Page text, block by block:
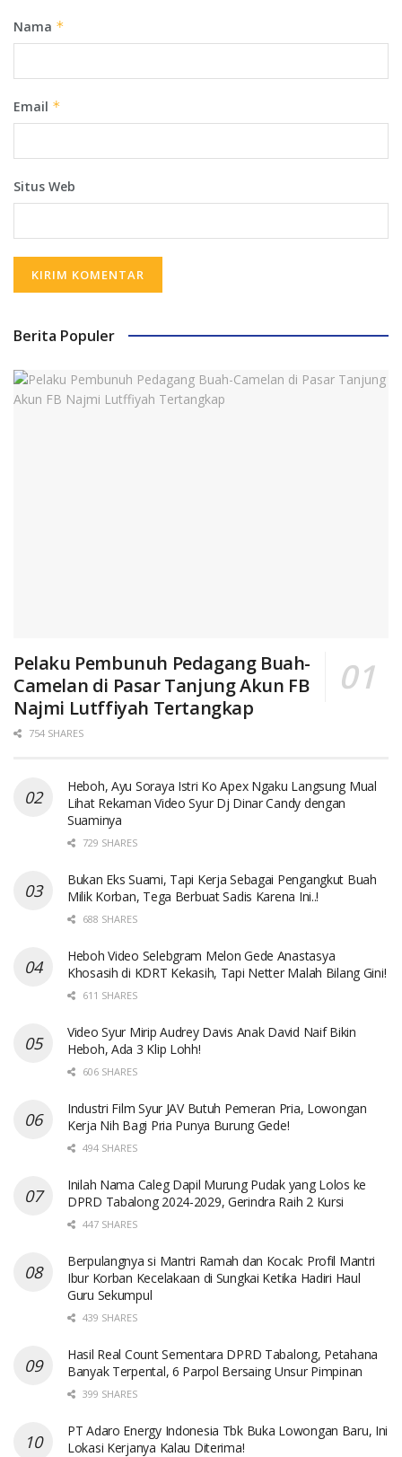
Nama *
Email *
Situs Web
Berita Populer
Pelaku Pembunuh Pedagang Buah-
Camelan di Pasar Tanjung Akun FB
Najmi Lutffiyah Tertangkap
754 SHARES
Heboh, Ayu Soraya Istri Ko Apex Ngaku Langsung Mual
Lihat Rekaman Video Syur Dj Dinar Candy dengan
Suaminya
729 SHARES
Bukan Eks Suami, Tapi Kerja Sebagai Pengangkut Buah
Milik Korban, Tega Berbuat Sadis Karena Ini..!
688 SHARES
Heboh Video Selebgram Melon Gede Anastasya
Khosasih di KDRT Kekasih, Tapi Netter Malah Bilang Gini!
611 SHARES
Video Syur Mirip Audrey Davis Anak David Naif Bikin
Heboh, Ada 3 Klip Lohh!
606 SHARES
Industri Film Syur JAV Butuh Pemeran Pria, Lowongan
Kerja Nih Bagi Pria Punya Burung Gede!
494 SHARES
Inilah Nama Caleg Dapil Murung Pudak yang Lolos ke
DPRD Tabalong 2024-2029, Gerindra Raih 2 Kursi
447 SHARES
Berpulangnya si Mantri Ramah dan Kocak: Profil Mantri
Ibur Korban Kecelakaan di Sungkai Ketika Hadiri Haul
Guru Sekumpul
439 SHARES
Hasil Real Count Sementara DPRD Tabalong, Petahana
Banyak Terpental, 6 Parpol Bersaing Unsur Pimpinan
399 SHARES
PT Adaro Energy Indonesia Tbk Buka Lowongan Baru, Ini
Lokasi Kerjanya Kalau Diterima!